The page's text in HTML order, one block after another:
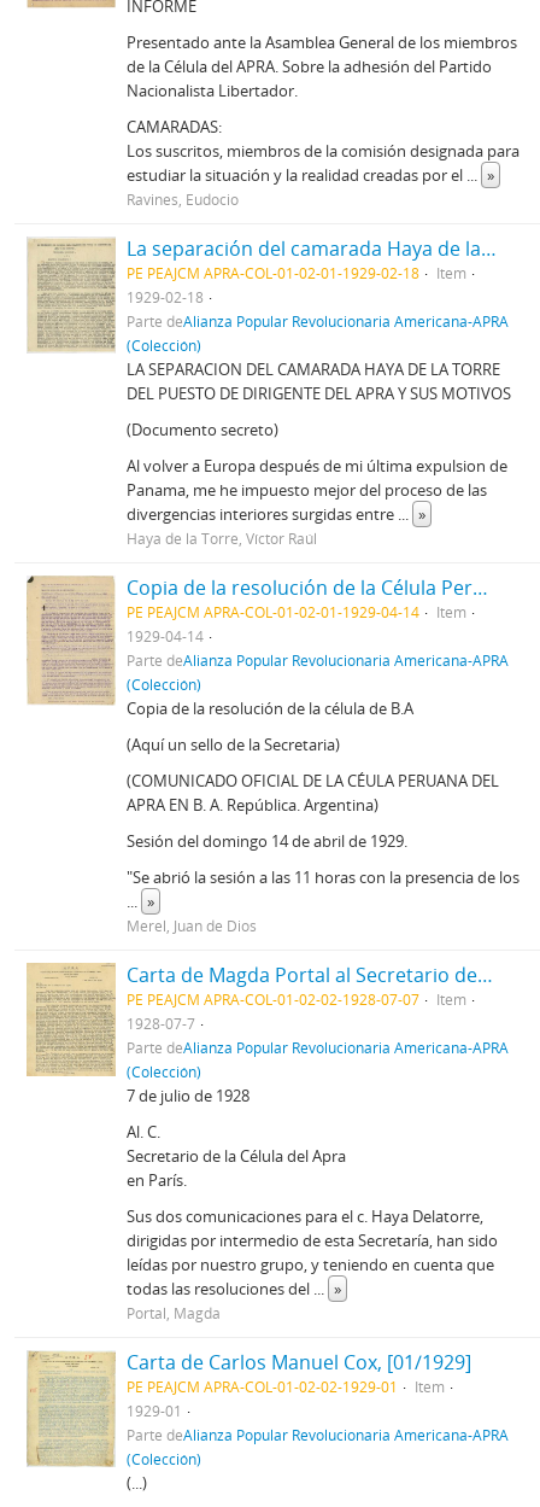
INFORME
Presentado ante la Asamblea General de los miembros
de la Célula del APRA. Sobre la adhesión del Partido
Nacionalista Libertador.
CAMARADAS:
Los suscritos, miembros de la comisión designada para
estudiar la si­tuación y la realidad creadas por el ... »
Ravines, Eudocio
La separación del camarada Haya de la Torre del puesto de dirigente del APRA y sus motivos, 18/2/1929
PE PEAJCM APRA-COL-01-02-01-1929-02-18
Item
1929-02-18
Parte deAlianza Popular Revolucionaria Americana-APRA
(Colección)
LA SEPARACION DEL CAMARADA HAYA DE LA TORRE
DEL PUESTO DE DIRIGENTE DEL APRA Y SUS MOTIVOS
(Documento secreto)
Al volver a Europa después de mi última expulsion de
Panama, me he impuesto mejor del proceso de las
divergencias interiores surgidas en­tre ... »
Haya de la Torre, Víctor Raúl
Copia de la resolución de la Célula Peruana del APRA en Buenos Aires, 14/4/1929
PE PEAJCM APRA-COL-01-02-01-1929-04-14
Item
1929-04-14
Parte deAlianza Popular Revolucionaria Americana-APRA
(Colección)
Copia de la resolución de la célula de B.A
(Aquí un sello de la Secretaria)
(COMUNICADO OFICIAL DE LA CÉULA PERUANA DEL
APRA EN B. A. República. Argentina)
Sesión del domingo 14 de abril de 1929.
"Se abrió la sesión a las 11 horas con la presencia de los
... »
Merel, Juan de Dios
Carta de Magda Portal al Secretario de la Célula del Apra en París, 7/71928
PE PEAJCM APRA-COL-01-02-02-1928-07-07
Item
1928-07-7
Parte deAlianza Popular Revolucionaria Americana-APRA
(Colección)
7 de julio de 1928
Al. C.
Secretario de la Célula del Apra
en París.
Sus dos comunicaciones para el c. Haya Delatorre,
dirigidas por intermedio de esta Secretaría, han sido
leídas por nuestro grupo, y teniendo en cuenta que
todas las resoluciones del ... »
Portal, Magda
Carta de Carlos Manuel Cox, [01/1929]
PE PEAJCM APRA-COL-01-02-02-1929-01
Item
1929-01
Parte deAlianza Popular Revolucionaria Americana-APRA
(Colección)
(...)